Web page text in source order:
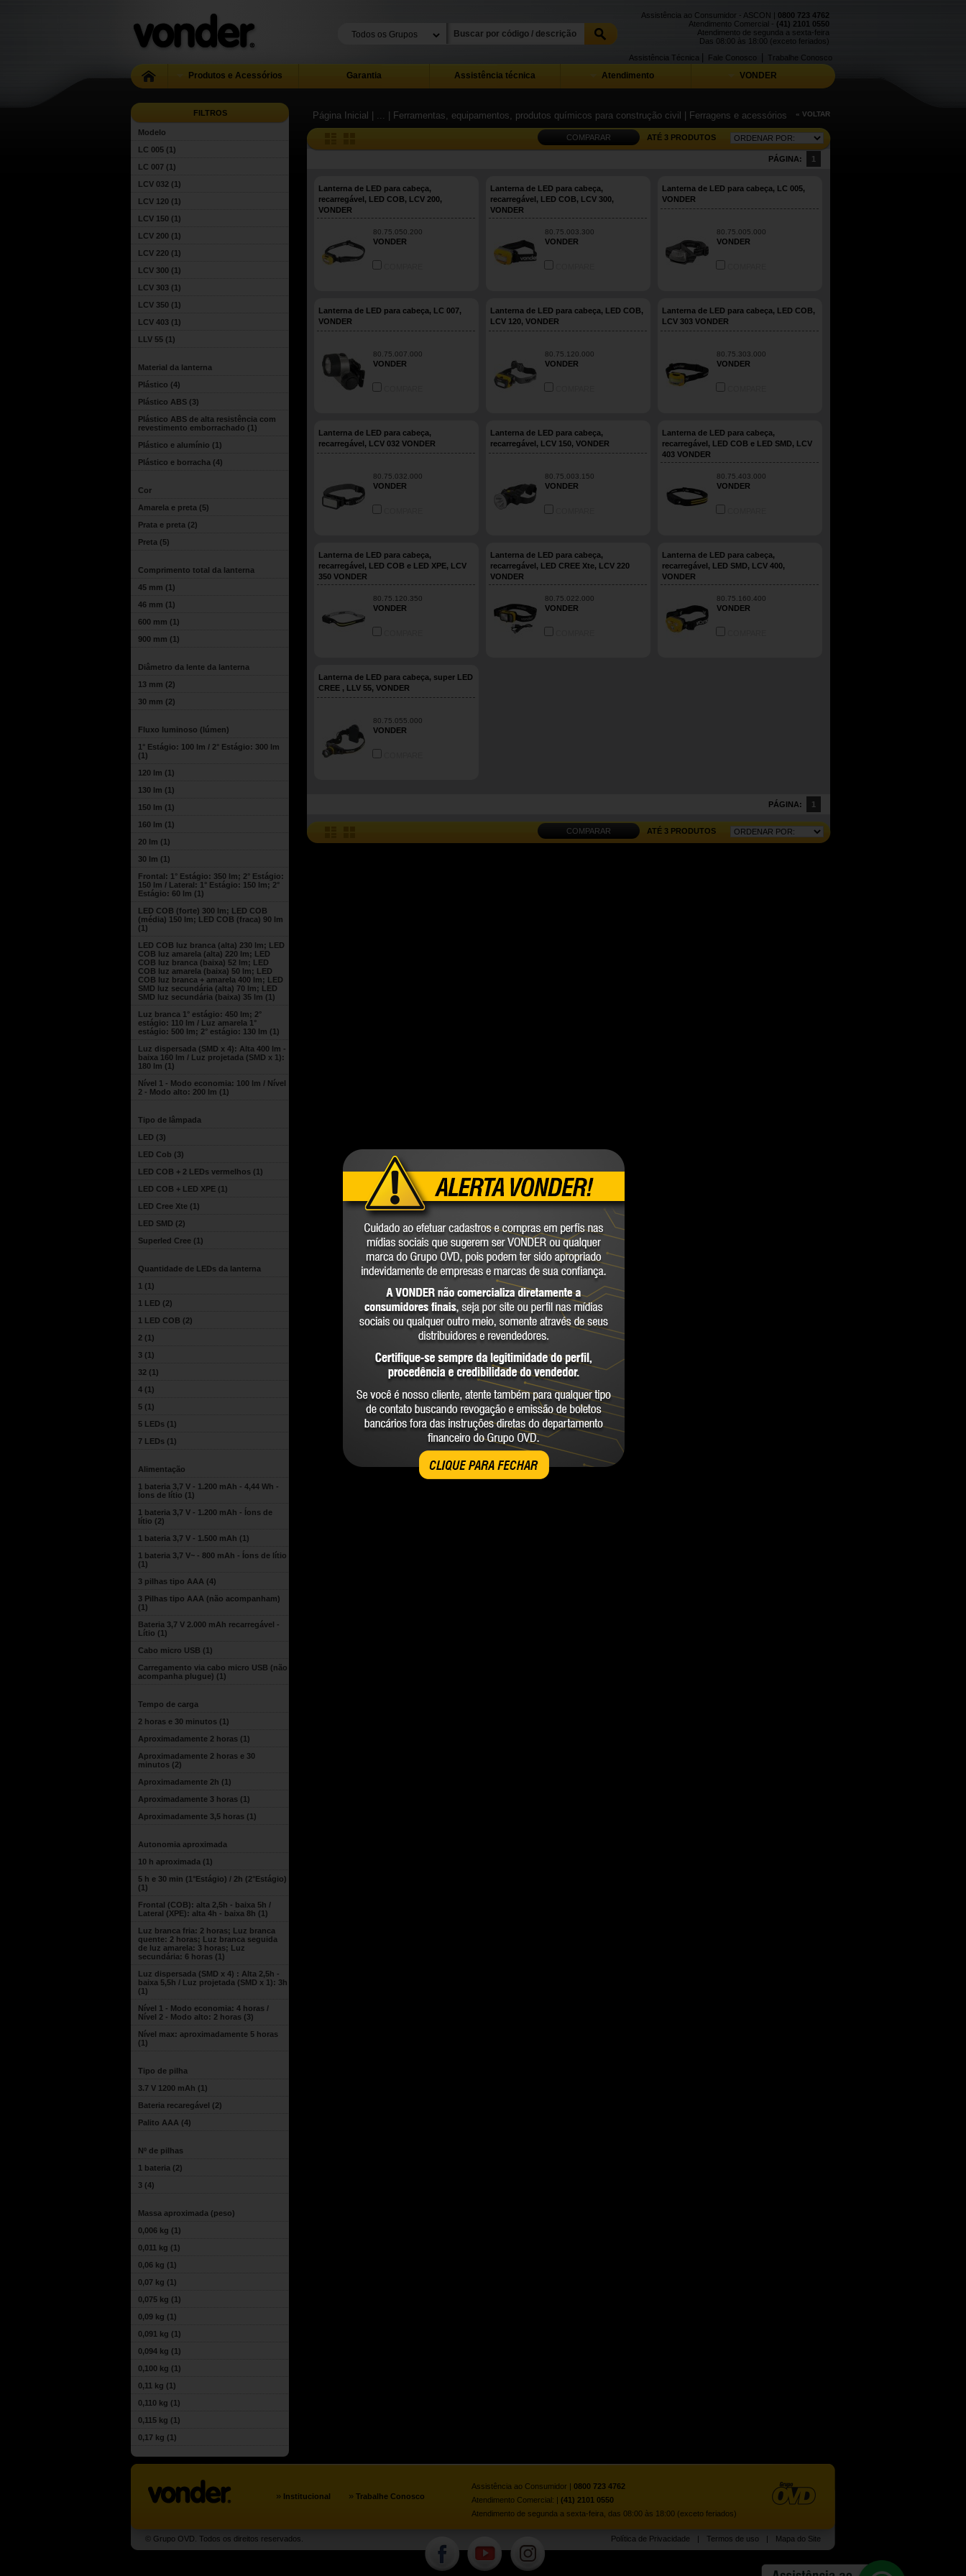
CLIQUE PARA FECHAR
Assistência ao Consumidor - ASCON | 0800 723 4762
Atendimento Comercial - (41) 2101 0550
Atendimento de segunda a sexta-feira
Das 08:00 às 18:00 (exceto feriados)
Trabalhe Conosco
Fale Conosco
Assistência Técnica
Produtos e Acessórios Garantia Assistência técnica Atendimento VONDER
FILTROS
Modelo
LC 005 (1)
LC 007 (1)
LCV 032 (1)
LCV 120 (1)
LCV 150 (1)
LCV 200 (1)
LCV 220 (1)
LCV 300 (1)
LCV 303 (1)
LCV 350 (1)
LCV 403 (1)
LLV 55 (1)
Material da lanterna
Plástico (4)
Plástico ABS (3)
Plástico ABS de alta resistência com
revestimento emborrachado (1)
Plástico e alumínio (1)
Plástico e borracha (4)
Cor
Amarela e preta (5)
Prata e preta (2)
Preta (5)
Comprimento total da lanterna
45 mm (1)
46 mm (1)
600 mm (1)
900 mm (1)
Diâmetro da lente da lanterna
13 mm (2)
30 mm (2)
Fluxo luminoso (lúmen)
1° Estágio: 100 lm / 2° Estágio: 300 lm
(1)
120 lm (1)
130 lm (1)
150 lm (1)
160 lm (1)
20 lm (1)
30 lm (1)
Frontal: 1° Estágio: 350 lm; 2° Estágio:
150 lm / Lateral: 1° Estágio: 150 lm; 2°
Estágio: 60 lm (1)
LED COB (forte) 300 lm; LED COB
(média) 150 lm; LED COB (fraca) 90 lm
(1)
LED COB luz branca (alta) 230 lm; LED
COB luz amarela (alta) 220 lm; LED
COB luz branca (baixa) 52 lm; LED
COB luz amarela (baixa) 50 lm; LED
COB luz branca + amarela 400 lm; LED
SMD luz secundária (alta) 70 lm; LED
SMD luz secundária (baixa) 35 lm (1)
Luz branca 1° estágio: 450 lm; 2°
estágio: 110 lm / Luz amarela 1°
estágio: 500 lm; 2° estágio: 130 lm (1)
Luz dispersada (SMD x 4): Alta 400 lm -
baixa 160 lm / Luz projetada (SMD x 1):
180 lm (1)
Nível 1 - Modo economia: 100 lm / Nível
2 - Modo alto: 200 lm (1)
Tipo de lâmpada
LED (3)
LED Cob (3)
LED COB + 2 LEDs vermelhos (1)
LED COB + LED XPE (1)
LED Cree Xte (1)
LED SMD (2)
Superled Cree (1)
Quantidade de LEDs da lanterna
1 (1)
1 LED (2)
1 LED COB (2)
2 (1)
3 (1)
32 (1)
4 (1)
5 (1)
5 LEDs (1)
7 LEDs (1)
Alimentação
1 bateria 3,7 V - 1.200 mAh - 4,44 Wh -
Íons de lítio (1)
1 bateria 3,7 V - 1.200 mAh - Íons de
lítio (2)
1 bateria 3,7 V - 1.500 mAh (1)
1 bateria 3,7 V~ - 800 mAh - Íons de lítio
(1)
3 pilhas tipo AAA (4)
3 Pilhas tipo AAA (não acompanham)
(1)
Bateria 3,7 V 2.000 mAh recarregável -
Lítio (1)
Cabo micro USB (1)
Carregamento via cabo micro USB (não
acompanha plugue) (1)
Tempo de carga
2 horas e 30 minutos (1)
Aproximadamente 2 horas (1)
Aproximadamente 2 horas e 30
minutos (2)
Aproximadamente 2h (1)
Aproximadamente 3 horas (1)
Aproximadamente 3,5 horas (1)
Autonomia aproximada
10 h aproximada (1)
5 h e 30 min (1°Estágio) / 2h (2°Estágio)
(1)
Frontal (COB): alta 2,5h - baixa 5h /
Lateral (XPE): alta 4h - baixa 8h (1)
Luz branca fria: 2 horas; Luz branca
quente: 2 horas; Luz branca seguida
de luz amarela: 3 horas; Luz
secundária: 6 horas (1)
Luz dispersada (SMD x 4) : Alta 2,5h -
baixa 5,5h / Luz projetada (SMD x 1): 3h
(1)
Nível 1 - Modo economia: 4 horas /
Nível 2 - Modo alto: 2 horas (3)
Nível max: aproximadamente 5 horas
(1)
Tipo de pilha
3.7 V 1200 mAh (1)
Bateria recaregável (2)
Palito AAA (4)
Nº de pilhas
1 bateria (2)
3 (4)
Massa aproximada (peso)
0,006 kg (1)
0,011 kg (1)
0,06 kg (1)
0,07 kg (1)
0,075 kg (1)
0,09 kg (1)
0,091 kg (1)
0,094 kg (1)
0,100 kg (1)
0,11 kg (1)
0,110 kg (1)
0,115 kg (1)
0,17 kg (1)
Página Inicial | ... | Ferramentas, equipamentos, produtos químicos para construção civil | Ferragens e acessórios « VOLTAR
COMPARAR ATÉ 3 PRODUTOS
PÁGINA: 1
Lanterna de LED para cabeça,
recarregável, LED COB, LCV 200,
VONDER
80.75.050.200
VONDER
Lanterna de LED para cabeça,
recarregável, LED COB, LCV 300,
VONDER
80.75.003.300
VONDER
Lanterna de LED para cabeça, LC 005,
VONDER
80.75.005.000
VONDER
Lanterna de LED para cabeça, LC 007,
VONDER
80.75.007.000
VONDER
Lanterna de LED para cabeça, LED COB,
LCV 120, VONDER
80.75.120.000
VONDER
Lanterna de LED para cabeça, LED COB,
LCV 303 VONDER
80.75.303.000
VONDER
Lanterna de LED para cabeça,
recarregável, LCV 032 VONDER
80.75.032.000
VONDER
Lanterna de LED para cabeça,
recarregável, LCV 150, VONDER
80.75.003.150
VONDER
Lanterna de LED para cabeça,
recarregável, LED COB e LED SMD, LCV
403 VONDER
80.75.403.000
VONDER
Lanterna de LED para cabeça,
recarregável, LED COB e LED XPE, LCV
350 VONDER
80.75.120.350
VONDER
Lanterna de LED para cabeça,
recarregável, LED CREE Xte, LCV 220
VONDER
80.75.022.000
VONDER
Lanterna de LED para cabeça,
recarregável, LED SMD, LCV 400,
VONDER
80.75.160.400
VONDER
Lanterna de LED para cabeça, super LED
CREE , LLV 55, VONDER
80.75.055.000
VONDER
PÁGINA: 1
COMPARAR ATÉ 3 PRODUTOS
» Institucional » Trabalhe Conosco
Assistência ao Consumidor | 0800 723 4762
Atendimento Comercial: | (41) 2101 0550
Atendimento de segunda a sexta-feira, das 08:00 às 18:00 (exceto feriados)
© Grupo OVD. Todos os direitos reservados. Política de Privacidade | Termos de uso | Mapa do Site